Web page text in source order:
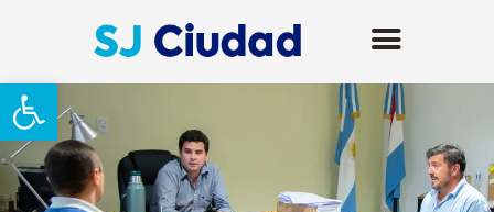
Abrir barra de herramientas